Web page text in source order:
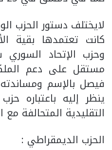
لايختلف دستور الحزب
كانت تعتمدها بقية
وحزب الإتحاد
مستقل على دعم
فيصل بالإسم
ينظر إليه باعتباره
التقليدية المتحالفة
الحزب الديمقراطي :